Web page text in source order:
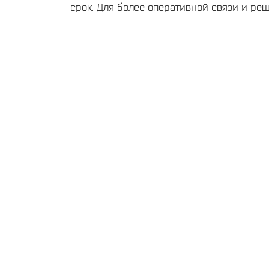
срок. Для более оперативной связи и